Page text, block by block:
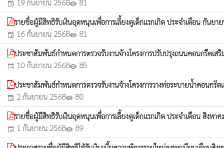
event 19 กันยายน 2568visibility 81
รายชื่อผู้มีสิทธิรับเงินอุดหนุนเพื่อการเลี้ยงดูเด็กแรกเกิด ประจำเดือน กันย
event 16 กันยายน 2568visibility 81
ประชาสัมพันธ์กำหนดการตรวจรับงานจ้างโครงการปรับปรุงถนนคอนกรีต
event 10 กันยายน 2568visibility 85
ประชาสัมพันธ์กำหนดการตรวจรับงานจ้างโครงการวางท่อระบายน้ำคอนกรี
event 2 กันยายน 2568visibility 80
รายชื่อผู้มีสิทธิรับเงินอุดหนุนเพื่อการเลี้ยงดูเด็กแรกเกิด ประจำเดือน สิงหา
event 1 กันยายน 2568visibility 89